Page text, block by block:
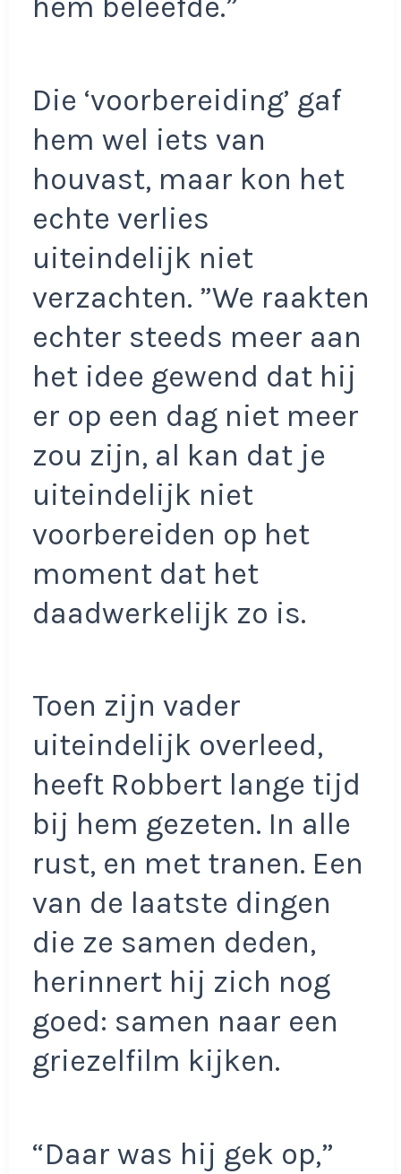
hem beleefde.”
Die ‘voorbereiding’ gaf
hem wel iets van
houvast, maar kon het
echte verlies
uiteindelijk niet
verzachten. ”We raakten
echter steeds meer aan
het idee gewend dat hij
er op een dag niet meer
zou zijn, al kan dat je
uiteindelijk niet
voorbereiden op het
moment dat het
daadwerkelijk zo is.
Toen zijn vader
uiteindelijk overleed,
heeft Robbert lange tijd
bij hem gezeten. In alle
rust, en met tranen. Een
van de laatste dingen
die ze samen deden,
herinnert hij zich nog
goed: samen naar een
griezelfilm kijken.
“Daar was hij gek op,”